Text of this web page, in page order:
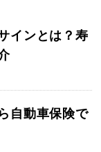
インとは？寿
自動車保険で